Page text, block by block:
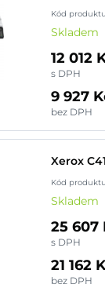
Kód
Skladem
12 012
s DPH
9 927
bez DPH
Xerox
Kód
Skladem
25 607
s DPH
21 162
bez DPH